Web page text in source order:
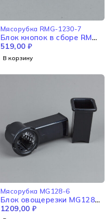
Мясорубка RMG-1230-7
Блок кнопок в сборе RMG-
1230-7
519,00 ₽
В корзину
Мясорубка MG128-6
Блок овощерезки MG128-
6
1209,00 ₽